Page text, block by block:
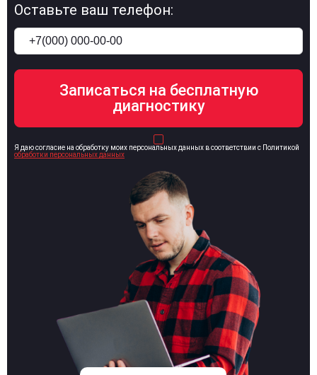
Оставьте ваш телефон:
Я даю согласие на обработку моих персональных данных в соответствии с Политикой
обработки персональных данных